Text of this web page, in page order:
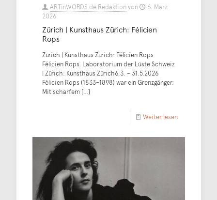
ARTinWORDS.de Redaktionvon
6. März
2026
Zürich | Kunsthaus Zürich: Félicien
Rops
Zürich | Kunsthaus Zürich: Félicien Rops
Félicien Rops. Laboratorium der Lüste Schweiz
| Zürich: Kunsthaus Zürich6.3. – 31.5.2026
Félicien Rops (1833–1898) war ein Grenzgänger.
Mit scharfem […]
Weiter lesen